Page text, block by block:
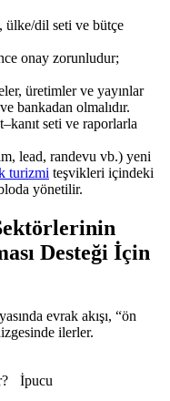
ülke/dil seti ve bütçe
onay zorunludur;
üretimler ve yayınlar
bankadan olmalıdır.
seti ve raporlarla
lead, randevu vb.) yeni
turizmi teşvikleri içindeki
yönetilir.
Desteği İçin
evrak akışı, “ön
ilerler.
İpucu